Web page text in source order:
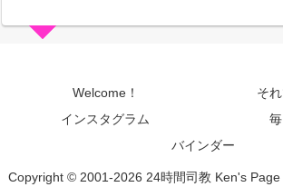
Welcome！
そ
インスタグラム
バインダー
Copyright © 2001-2026 24時間司教 Ken's Page